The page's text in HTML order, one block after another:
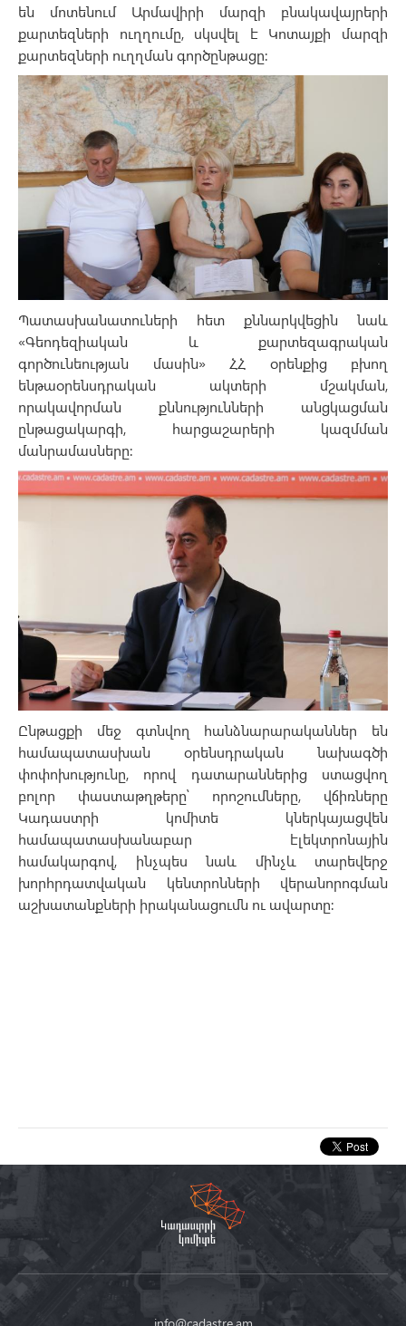
են մոտենում Արմավիրի մարզի բնակավայրերի
քարտեզների ուղղումը, սկսվել է Կոտայքի մարզի
քարտեզների ուղղման գործընթացը։
Պատասխանատուների հետ քննարկվեցին նաև
«Գեոդեզիական և քարտեզագրական
գործունեության մասին» ՀՀ օրենքից բխող
ենթաօրենսդրական ակտերի մշակման,
որակավորման քննությունների անցկացման
ընթացակարգի, հարցաշարերի կազմման
մանրամասները:
Ընթացքի մեջ գտնվող հանձնարարականներ են
համապատասխան օրենսդրական նախագծի
փոփոխությունը, որով դատարաններից ստացվող
բոլոր փաստաթղթերը՝ որոշումները, վճիռները
Կադաստրի կոմիտե կներկայացվեն
համապատասխանաբար էլեկտրոնային
համակարգով, ինչպես նաև մինչև տարեվերջ
խորհրդատվական կենտրոնների վերանորոգման
աշխատանքների իրականացումն ու ավարտը։